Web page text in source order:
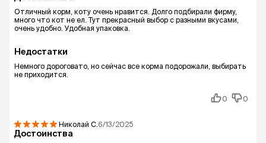
Отличный корм, коту очень нравится. Долго подбирали фирму,
много что кот не ел. Тут прекрасный выбор с разными вкусами,
очень удобно. Удобная упаковка.
Недостатки
Немного дороговато, но сейчас все корма подорожали, выбирать
не приходится.
0 0
Николай С. 6/13/2025
Достоинства